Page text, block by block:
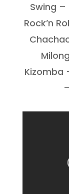
Swing
Rock’n
Kizomba